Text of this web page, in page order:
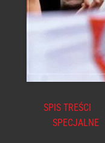
SPIS TREŚCI
SPECJALNE